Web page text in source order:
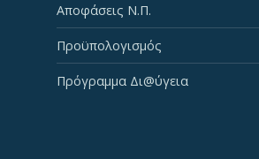
Αποφάσεις Ν.Π.
Προϋπολογισμός
Πρόγραμμα Δι@ύγεια